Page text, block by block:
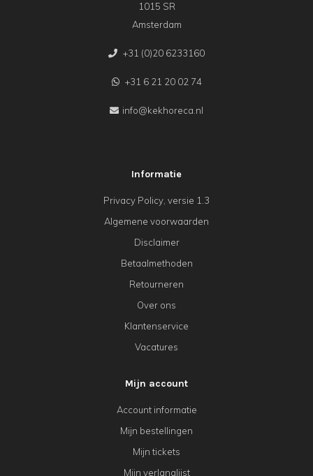
1015 SR
Amsterdam
+31 (0)20 6233160
+31 6 21 20 02 74
info@kekhoreca.nl
Informatie
Privacy Policy, versie 1.3
Algemene voorwaarden
Disclaimer
Betaalmethoden
Retourneren
Over ons
Klantenservice
Vacatures
Mijn account
Account informatie
Mijn bestellingen
Mijn tickets
Mijn verlanglijst